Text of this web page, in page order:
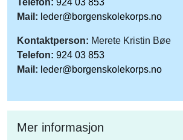
Mail: leder@borgenskolekorps.no
Kontaktperson: Merete Kristin Bøe
Telefon: 924 03 853
Mail: leder@borgenskolekorps.no
Mer informasjon